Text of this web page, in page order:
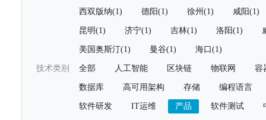
西双版纳(1) 德阳(1) 徐州(1) 咸阳(1)
昆明(1) 济宁(1) 吉林(1) 洛阳(1)
美国奥斯汀(1) 曼谷(1) 海口(1)
技术类别 全部 人工智能 区块链 物联网 容
数据库 高可用架构 存储 编程语言
软件研发 IT运维 产品 软件测试